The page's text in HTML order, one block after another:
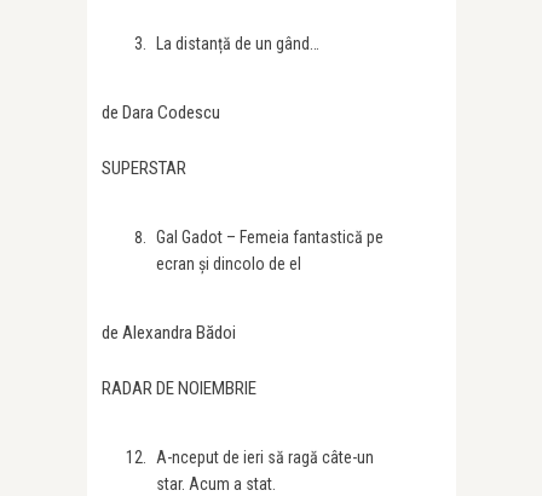
La distanță de un gând…
de Dara Codescu
SUPERSTAR
Gal Gadot – Femeia fantastică pe
ecran și dincolo de el
de Alexandra Bădoi
RADAR DE NOIEMBRIE
A-nceput de ieri să ragă câte-un
star. Acum a stat.